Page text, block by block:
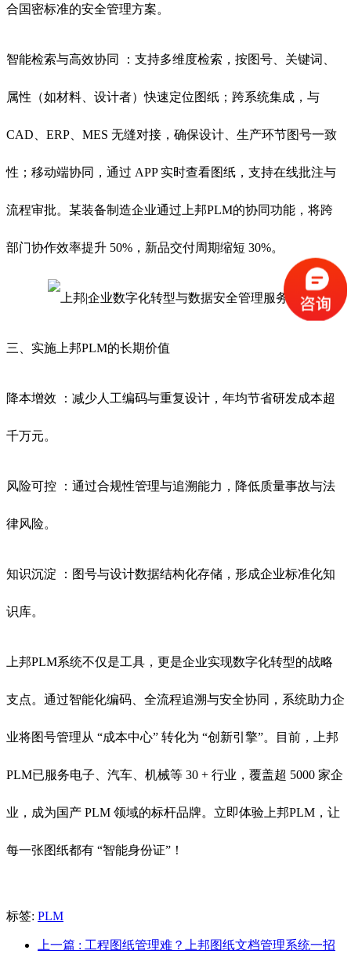
合国密标准的安全管理方案。
智能检索与高效协同 ：支持多维度检索，按图号、关键词、
属性（如材料、设计者）快速定位图纸；跨系统集成，与
CAD、ERP、MES 无缝对接，确保设计、生产环节图号一致
性；移动端协同，通过 APP 实时查看图纸，支持在线批注与
流程审批。某装备制造企业通过上邦PLM的协同功能，将跨
部门协作效率提升 50%，新品交付周期缩短 30%。
三、实施上邦PLM的长期价值
降本增效 ：减少人工编码与重复设计，年均节省研发成本超
千万元。
风险可控 ：通过合规性管理与追溯能力，降低质量事故与法
律风险。
知识沉淀 ：图号与设计数据结构化存储，形成企业标准化知
识库。
上邦PLM系统不仅是工具，更是企业实现数字化转型的战略
支点。通过智能化编码、全流程追溯与安全协同，系统助力企
业将图号管理从 “成本中心” 转化为 “创新引擎”。目前，上邦
PLM已服务电子、汽车、机械等 30 + 行业，覆盖超 5000 家企
业，成为国产 PLM 领域的标杆品牌。立即体验上邦PLM，让
每一张图纸都有 “智能身份证”！
标签: PLM
上一篇 : 工程图纸管理难？上邦图纸文档管理系统一招